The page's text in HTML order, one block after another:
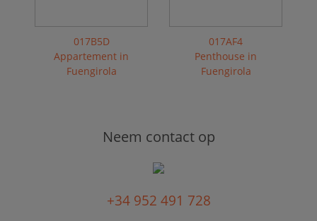
017B5D
Appartement in
Fuengirola
017AF4
Penthouse in
Fuengirola
Neem contact op
+34 952 491 728